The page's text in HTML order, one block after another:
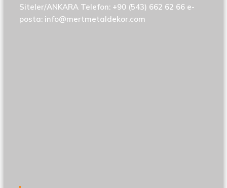
Siteler/ANKARA Telefon: +90 (543) 662 62 66 e-
posta: info@mertmetaldekor.com